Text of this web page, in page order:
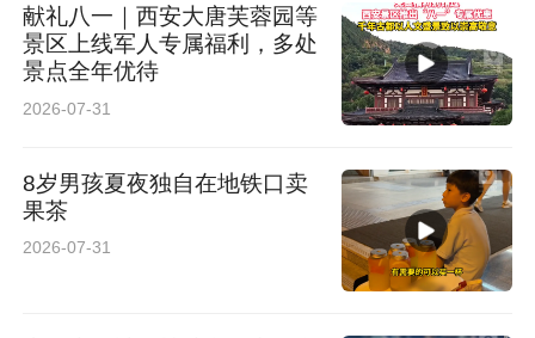
献礼八一｜西安大唐芙蓉园等
景区上线军人专属福利，多处
景点全年优待
2026-07-31
8岁男孩夏夜独自在地铁口卖
果茶
2026-07-31